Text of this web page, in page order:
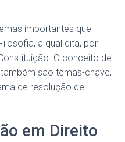
importantes que
a qual dita, por
O conceito de
são temas-chave,
de resolução de
em Direito